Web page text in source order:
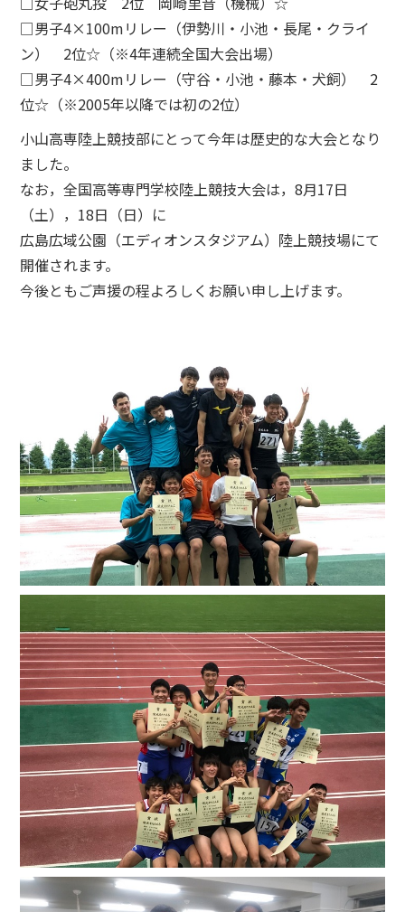
□男子4×100mリレー（伊勢川・小池・長尾・クライ
ン） 2位☆（※4年連続全国大会出場）
□男子4×400mリレー（守谷・小池・藤本・犬飼） 2
位☆（※2005年以降では初の2位）
小山高専陸上競技部にとって今年は歴史的な大会となり
ました。
なお，全国高等専門学校陸上競技大会は，8月17日
（土），18日（日）に
広島広域公園（エディオンスタジアム）陸上競技場にて
開催されます。
今後ともご声援の程よろしくお願い申し上げます。